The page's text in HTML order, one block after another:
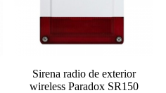
Sirena radio de exterior
wireless Paradox SR150